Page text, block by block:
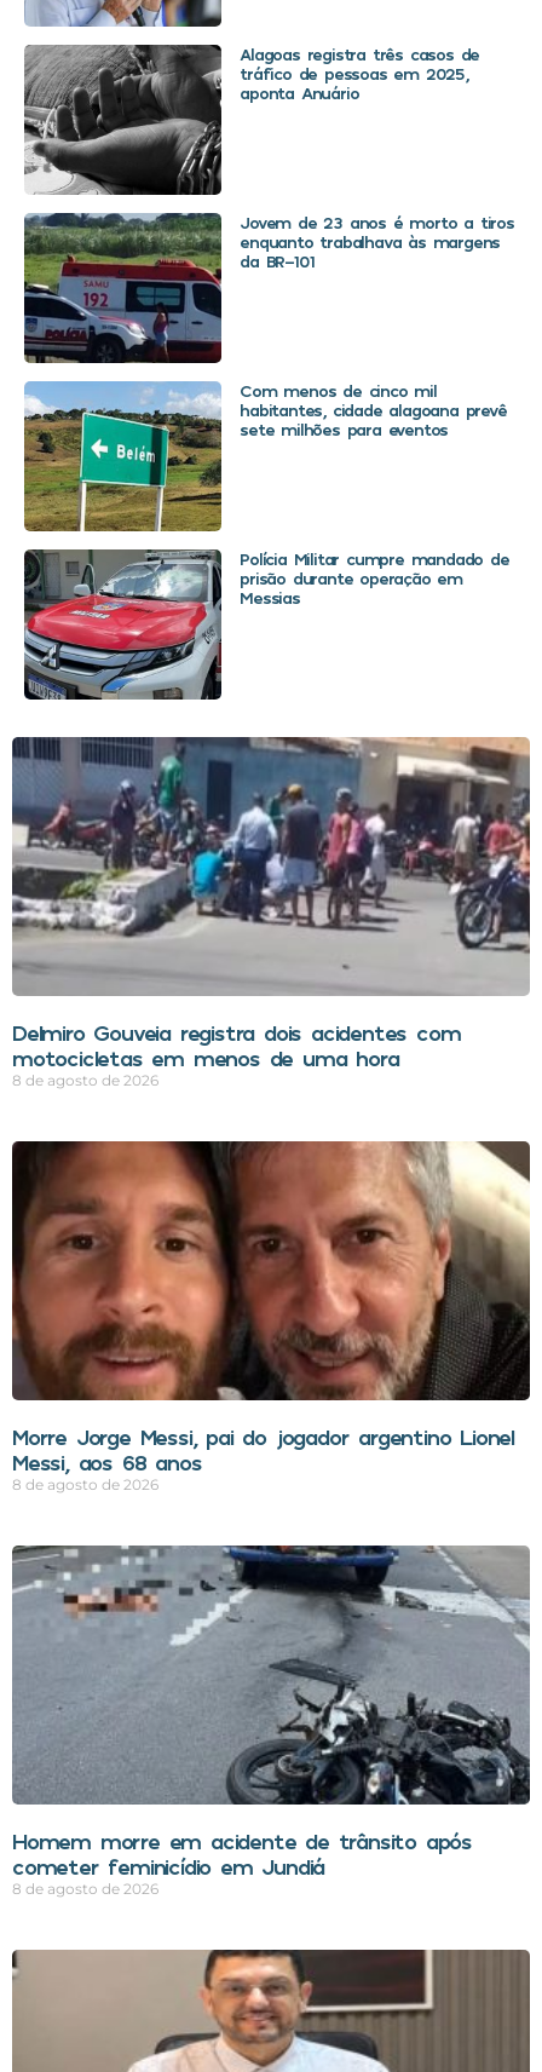
Alagoas registra três casos de
tráfico de pessoas em 2025,
aponta Anuário
Jovem de 23 anos é morto a tiros
enquanto trabalhava às margens
da BR-101
Com menos de cinco mil
habitantes, cidade alagoana prevê
sete milhões para eventos
Polícia Militar cumpre mandado de
prisão durante operação em
Messias
Delmiro Gouveia registra dois acidentes com
motocicletas em menos de uma hora
8 de agosto de 2026
Morre Jorge Messi, pai do jogador argentino Lionel
Messi, aos 68 anos
8 de agosto de 2026
Homem morre em acidente de trânsito após
cometer feminicídio em Jundiá
8 de agosto de 2026